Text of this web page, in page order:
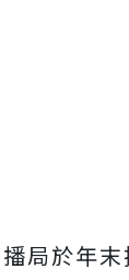
局於年